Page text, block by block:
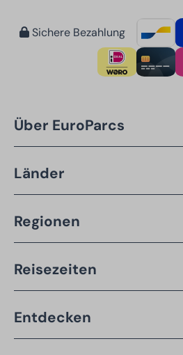
Sichere Bezahlung
Über EuroParcs
Länder
Regionen
Reisezeiten
Entdecken